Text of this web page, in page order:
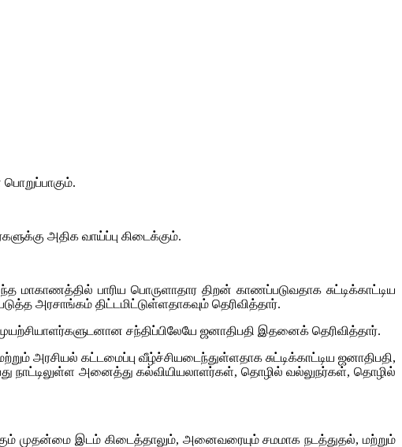
அதிக வாய்ப்பு கிடைக்கும்.
பாரிய பொருளாதார திறன் காணப்படுவதாக சுட்டிக்காட்டிய
அரசாங்கம் திட்டமிட்டுள்ளதாகவும் தெரிவித்தார்.
சந்திப்பிலேயே ஜனாதிபதி இதனைக் தெரிவித்தார்.
அரசியல் கட்டமைப்பு வீழ்ச்சியடைந்துள்ளதாக சுட்டிக்காட்டிய ஜனாதிபதி,
நாட்டிலுள்ள அனைத்து கல்வியியலாளர்கள், தொழில் வல்லுநர்கள், தொழில்
முதன்மை இடம் கிடைத்தாலும், அனைவரையும் சமமாக நடத்துதல், மற்றும்